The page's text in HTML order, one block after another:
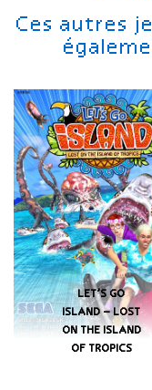
Ces autres
LET’S GO
ISLAND – LOST
ON THE ISLAND
OF TROPICS